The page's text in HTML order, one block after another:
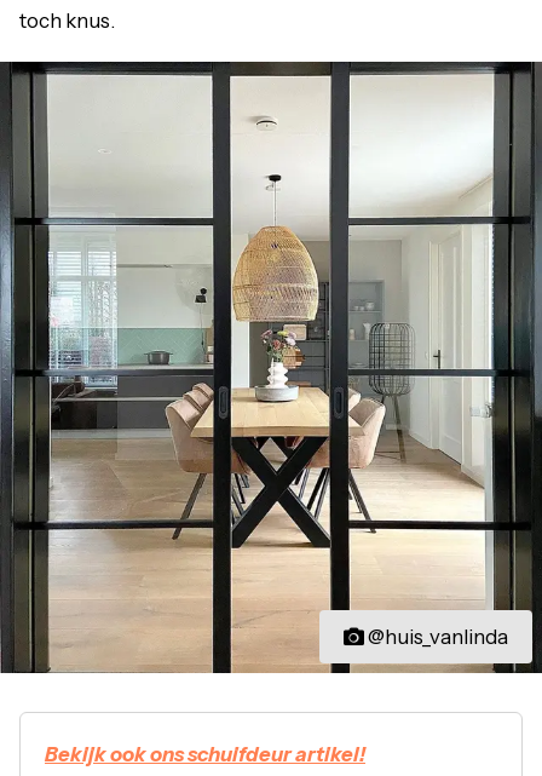
toch knus.
@huis_vanlinda
Bekijk ook ons schuifdeur artikel!